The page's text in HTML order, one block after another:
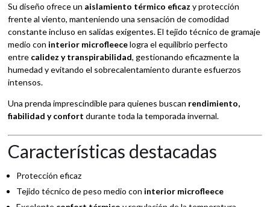
Su diseño ofrece un aislamiento térmico eficaz y protección
frente al viento, manteniendo una sensación de comodidad
constante incluso en salidas exigentes. El tejido técnico de gramaje
medio con interior microfleecelogra el equilibrio perfecto
entre calidez y transpirabilidad, gestionando eficazmente la
humedad y evitando el sobrecalentamiento durante esfuerzos
intensos.
Una prenda imprescindible para quienes buscan rendimiento,
fiabilidad y confort durante toda la temporada invernal.
Características destacadas
Protección eficaz
Tejido técnico de peso medio con interior microfleece